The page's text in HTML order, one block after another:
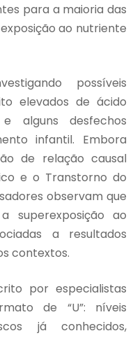
para a maioria das
ao nutriente
possíveis
elevados de ácido
alguns desfechos
infantil. Embora
de relação causal
e o Transtorno do
observam que
superexposição ao
a resultados
contextos.
por especialistas
de “U”: níveis
já conhecidos,